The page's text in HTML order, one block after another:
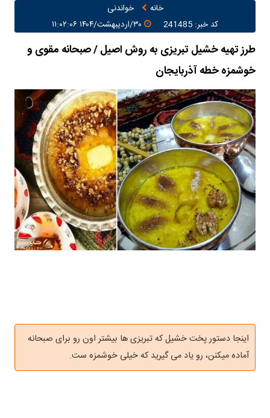
خانه
خواندنی
کد خبر: 241485
طرز تهیه خشیل تبریزی به روش اصیل / صبحانه مقوی و
خوشمزه خطه آذربایجان
اینجا دستور پخت خشیل که تبریزی ها بیشتر اون رو برای صبحانه
آماده میکنن، رو یاد می گیرید که خیلی خوشمزه ست.